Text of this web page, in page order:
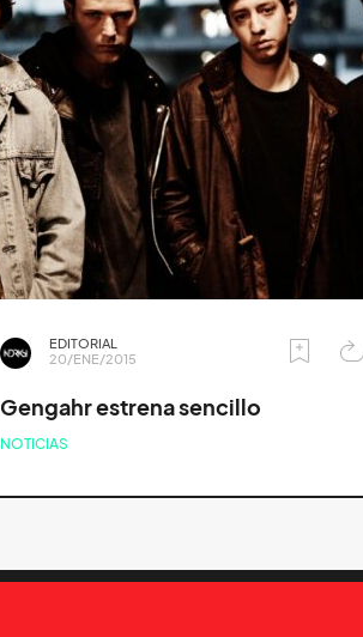
EDITORIAL
20/ENE/2015
Gengahr estrena sencillo
NOTICIAS